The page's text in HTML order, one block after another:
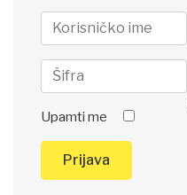
Upamti me
Prijava